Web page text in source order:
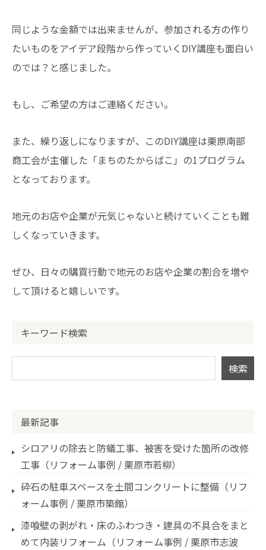
同じような金額では出来ませんが、参加される方の作り
たいものをアイデア段階から作っていくDIY講座も面白い
のでは？と感じました。
もし、ご希望の方はご連絡ください。
また、繰り返しになりますが、このDIY講座は栗原南部
商工会が主催した「まちのたからばこ」の1プログラム
となっております。
地元のお店や企業が元気じゃないと続けていくことも難
しくなっていきます。
ぜひ、日々の購買行動で地元のお店や企業の割合を増や
して頂けると嬉しいです。
キーワード検索
最新記事
シロアリの除去と防蟻工事、被害を受けた箇所の改修
工事（リフォーム事例 / 栗原市若柳）
砕石の駐車スペースを土間コンクリートに整備（リフ
ォーム事例 / 栗原市築館）
漆喰壁の剥がれ・床のふわつき・建具の不具合をまと
めて内装リフォーム（リフォーム事例 / 栗原市志波